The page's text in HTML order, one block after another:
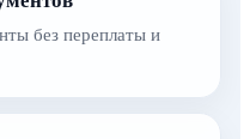
без переплаты и